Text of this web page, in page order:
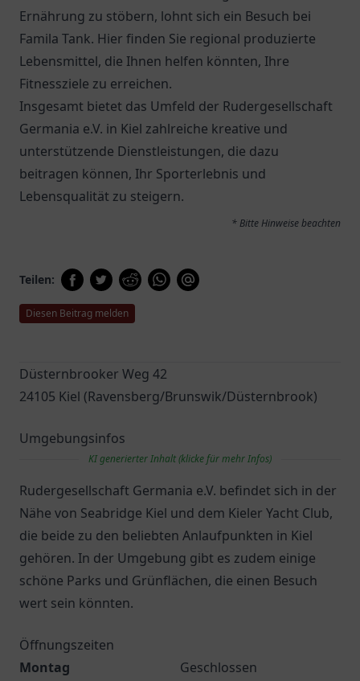
Ernährung zu stöbern, lohnt sich ein Besuch bei
Famila Tank. Hier finden Sie regional produzierte
Lebensmittel, die Ihnen helfen könnten, Ihre
Fitnessziele zu erreichen.
Insgesamt bietet das Umfeld der Rudergesellschaft
Germania e.V. in Kiel zahlreiche kreative und
unterstützende Dienstleistungen, die dazu
beitragen können, Ihr Sporterlebnis und
Lebensqualität zu steigern.
* Bitte Hinweise beachten
Teilen:
Diesen Beitrag melden
Düsternbrooker Weg 42
24105 Kiel (Ravensberg/Brunswik/Düsternbrook)
Umgebungsinfos
KI generierter Inhalt (klicke für mehr Infos)
Rudergesellschaft Germania e.V. befindet sich in der
Nähe von Seabridge Kiel und dem Kieler Yacht Club,
die beide zu den beliebten Anlaufpunkten in Kiel
gehören. In der Umgebung gibt es zudem einige
schöne Parks und Grünflächen, die einen Besuch
wert sein könnten.
Öffnungszeiten
Montag
Geschlossen